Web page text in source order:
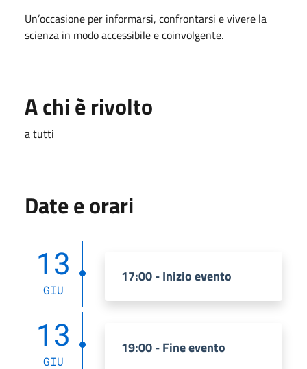
Un’occasione per informarsi, confrontarsi e vivere la
scienza in modo accessibile e coinvolgente.
A chi è rivolto
a tutti
Date e orari
13
GIU
17:00 - Inizio evento
13
GIU
19:00 - Fine evento